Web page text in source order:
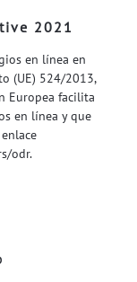
2021
en línea en
(UE) 524/2013,
Europea facilita
en línea y que
odr.